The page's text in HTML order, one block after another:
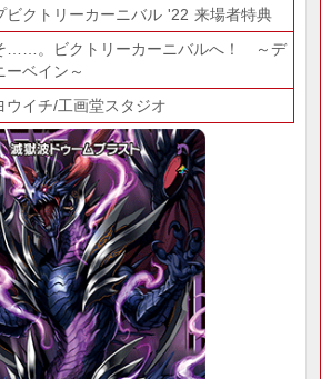
ビクトリーカーニバル '22 来場者特典
……。ビクトリーカーニバルへ！ ～デ
ーベイン～
ウイチ/工画堂スタジオ